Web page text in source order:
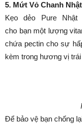
5. Mứt Vỏ Chanh Nhật
Kẹo dẻo Pure
cho bạn một lượng
chứa pectin cho sự
kèm trong hương vị
Để bảo vệ bạn chống